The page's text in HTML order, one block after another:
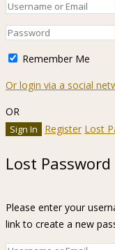
Remember Me
Or login via a social
OR
Register Lost
Lost Password
Please enter your
link to create a new